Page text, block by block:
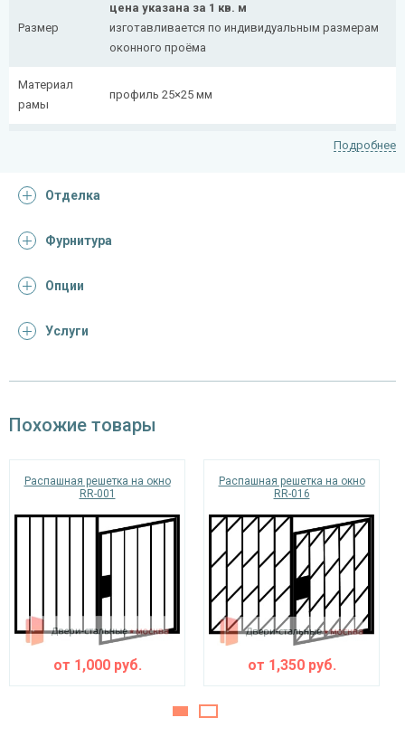
Размер
цена указана за 1 кв. м
изготавливается по индивидуальным размерам
оконного проёма
Материал
рамы
профиль 25×25 мм
конструкции
Покрас
окрас по RAL
Подробнее
Отделка
Фурнитура
Опции
Услуги
Похожие товары
Распашная решетка на окно
RR-001
от 1,000руб.
Распашная решетка на окно
RR-016
от 1,350руб.